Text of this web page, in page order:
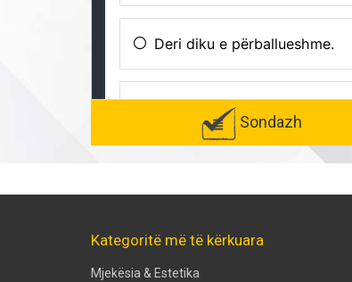
Sondazh
Kategoritë më të kërkuara
Mjekësia & Estetika